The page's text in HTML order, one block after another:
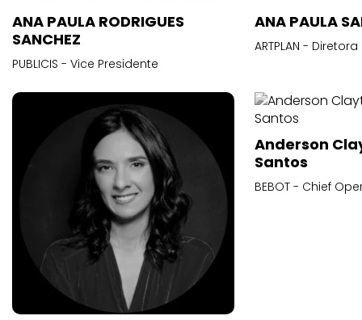
ANA PAULA RODRIGUES
SANCHEZ
PUBLICIS - Vice Presidente
ANA PAULA
ARTPLAN -
Anderson
Santos
BEBOT - Chief